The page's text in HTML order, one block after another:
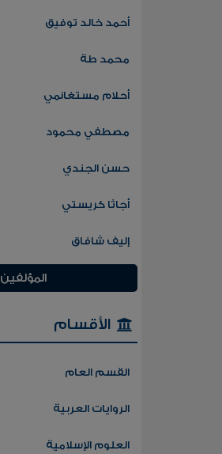
أحمد خالد توفيق
محمد طة
أحلام مستغانمي
مصطفي محمود
حسن الجندي
أجاثا كريستي
إليف شافاق
المؤلفين
الأقسام
القسم العام
الروايات العربية
العلوم الإسلامية